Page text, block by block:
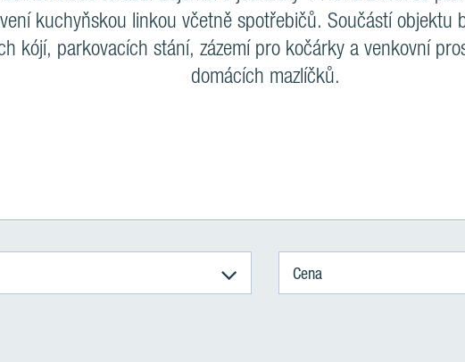
kuchyňskou linkou včetně spotřebičů. Součástí objektu
kójí, parkovacích stání, zázemí pro kočárky a venkovní
domácích mazlíčků.
Cena